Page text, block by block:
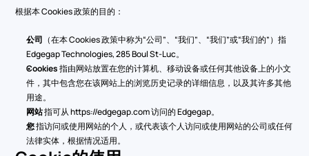
根据本 Cookies 政策的目的：
公司 （在本 Cookies 政策中称为“公司”、“我们”、“我们”或“我们的”）指
Edgegap Technologies, 285 Boul St-Luc。
Cookies 指由网站放置在您的计算机、移动设备或任何其他设备上的小文
件，其中包含您在该网站上的浏览历史记录的详细信息，以及其许多其他
用途。
网站 指可从 https://edgegap.com 访问的 Edgegap。
您 指访问或使用网站的个人，或代表该个人访问或使用网站的公司或任何
法律实体，根据情况适用。